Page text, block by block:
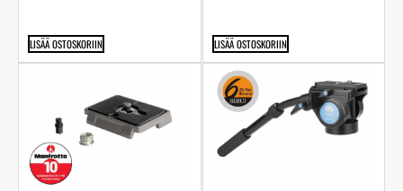
LISÄÄ OSTOSKORIIN LISÄÄ OSTOSKORIIN